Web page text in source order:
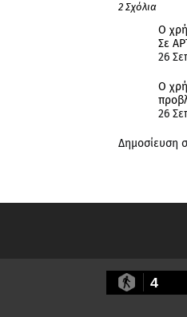
2 Σχόλια
Ο
Σε
26
Ο
26
Δημοσίευση
4